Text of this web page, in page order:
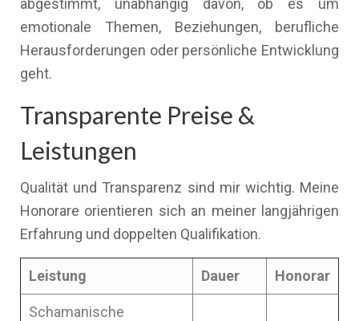
abgestimmt, unabhängig davon, ob es um
emotionale Themen, Beziehungen, berufliche
Herausforderungen oder persönliche Entwicklung
geht.
Transparente Preise &
Leistungen
Qualität und Transparenz sind mir wichtig. Meine
Honorare orientieren sich an meiner langjährigen
Erfahrung und doppelten Qualifikation.
Leistung Dauer Honorar
Schamanische